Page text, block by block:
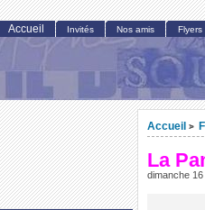
Accueil >
La
dimanche
Accueil Invités Nos amis Flyers